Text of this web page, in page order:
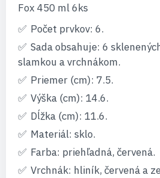
Fox 450 ml 6ks
Počet prvkov: 6.
Sada obsahuje: 6
slamkou a vrchnákom.
Priemer (cm): 7.5.
Výška (cm): 14.6.
Dĺžka (cm): 11.6.
Materiál: sklo.
Farba: priehľadná, červená.
Vrchnák: hliník, červená a